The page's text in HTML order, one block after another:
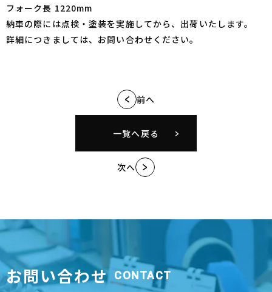
フォーク長 1220mm
納車の際には点検・塗装を実施してから、出荷いたします。
詳細につきましては、お問い合わせください。
前へ
一覧へ戻る
次へ
お問い合わせ CONTACT